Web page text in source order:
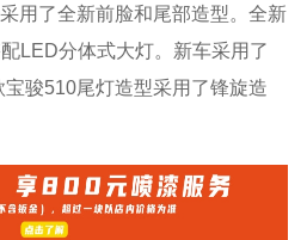
用了全新前脸和尾部造型。全新
LED分体式大灯。新车采用了
骏510尾灯造型采用了锋旋造